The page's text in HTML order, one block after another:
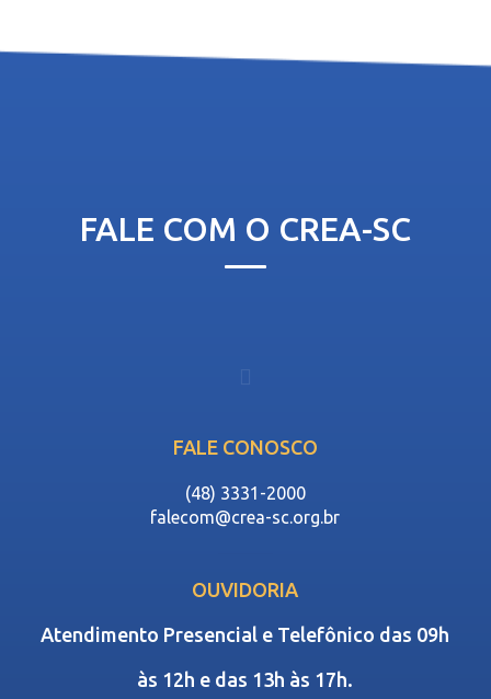
FALE COM O CREA-SC
FALE CONOSCO
(48) 3331-2000
falecom@crea-sc.org.br
OUVIDORIA
Atendimento Presencial e Telefônico das 09h
às 12h e das 13h às 17h.